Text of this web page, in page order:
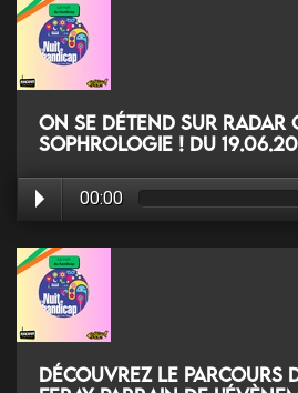
On se détend sur
sophrologie ! du
00:00
Découvrez le parcours